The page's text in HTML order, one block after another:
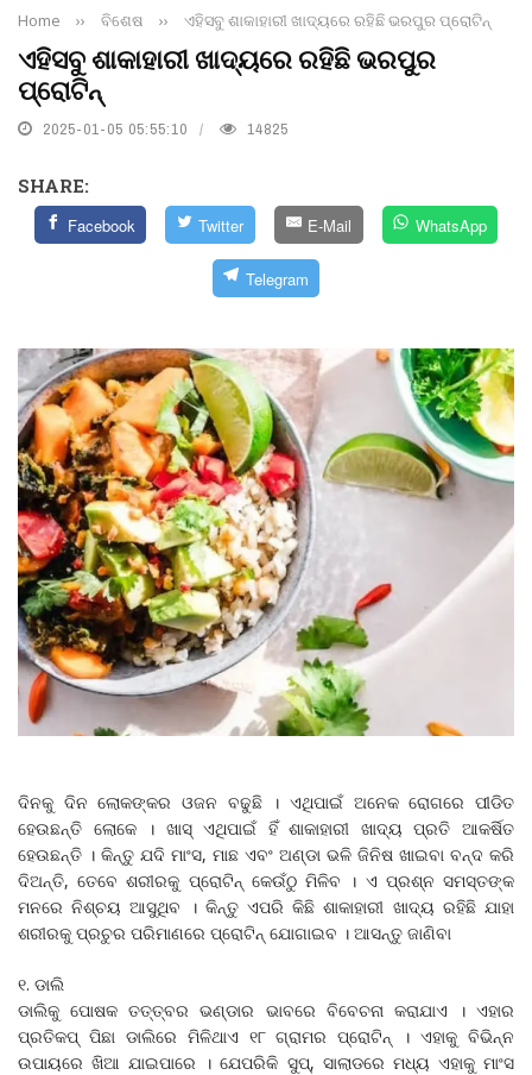
Home ›› ବିଶେଷ ›› ଏହିସବୁ ଶାକାହାରୀ ଖାଦ୍ୟରେ ରହିଛି ଭରପୁର ପ୍ରୋଟିନ୍
ଏହିସବୁ ଶାକାହାରୀ ଖାଦ୍ୟରେ ରହିଛି ଭରପୁର
ପ୍ରୋଟିନ୍
2025-01-05 05:55:10 14825
SHARE:
Facebook Twitter E-Mail WhatsApp
Telegram
ଦିନକୁ ଦିନ ଲୋକଙ୍କର ଓଜନ ବଢୁଛି । ଏଥିପାଇଁ ଅନେକ ରୋଗରେ ପୀଡିତ
ହେଉଛନ୍ତି ଲୋକେ । ଖାସ୍‌ ଏଥିପାଇଁ ହିଁ ଶାକାହାରୀ ଖାଦ୍ୟ ପ୍ରତି ଆକର୍ଷିତ
ହେଉଛନ୍ତି । କିନ୍ତୁ ଯଦି ମାଂସ, ମାଛ ଏବଂ ଅଣ୍ଡା ଭଳି ଜିନିଷ ଖାଇବା ବନ୍ଦ କରି
ଦିଅନ୍ତି, ତେବେ ଶରୀରକୁ ପ୍ରୋଟିନ୍ କେଉଁଠୁ ମିଳିବ । ଏ ପ୍ରଶ୍ନ ସମସ୍ତଙ୍କ
ମନରେ ନିଶ୍ଚୟ ଆସୁଥିବ । କିନ୍ତୁ ଏପରି କିଛି ଶାକାହାରୀ ଖାଦ୍ୟ ରହିଛି ଯାହା
ଶରୀରକୁ ପ୍ରଚୁର ପରିମାଣରେ ପ୍ରୋଟିନ୍‌ ଯୋଗାଇବ । ଆସନ୍ତୁ ଜାଣିବା
୧. ଡାଲି
ଡାଲିକୁ ପୋଷକ ତତ୍ତ୍ବର ଭଣ୍ଡାର ଭାବରେ ବିବେଚନା କରାଯାଏ । ଏହାର
ପ୍ରତିକପ୍‌ ପିଛା ଡାଲିରେ ମିଳିଥାଏ ୧୮ ଗ୍ରାମର ପ୍ରୋଟିନ୍ । ଏହାକୁ ବିଭିନ୍ନ
ଉପାୟରେ ଖିଆ ଯାଇପାରେ । ଯେପରିକି ସୁପ୍, ସାଲାଡରେ ମଧ୍ୟ ଏହାକୁ ମାଂସ